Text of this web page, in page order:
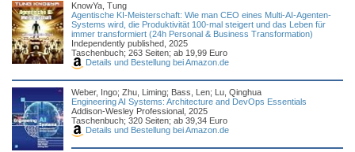
KnowYa, Tung
Agentische KI-Meisterschaft: Wie man CEO eines Multi-AI-Agenten-
Systems wird, die Produktivität 100-mal steigert und das Leben für
immer transformiert (24h Personal & Business Transformation)
Independently published, 2025
Taschenbuch; 263 Seiten; ab 19,99 Euro
Details und Bestellung bei Amazon.de
Weber, Ingo; Zhu, Liming; Bass, Len; Lu, Qinghua
Engineering AI Systems: Architecture and DevOps Essentials
Addison-Wesley Professional, 2025
Taschenbuch; 320 Seiten; ab 39,34 Euro
Details und Bestellung bei Amazon.de